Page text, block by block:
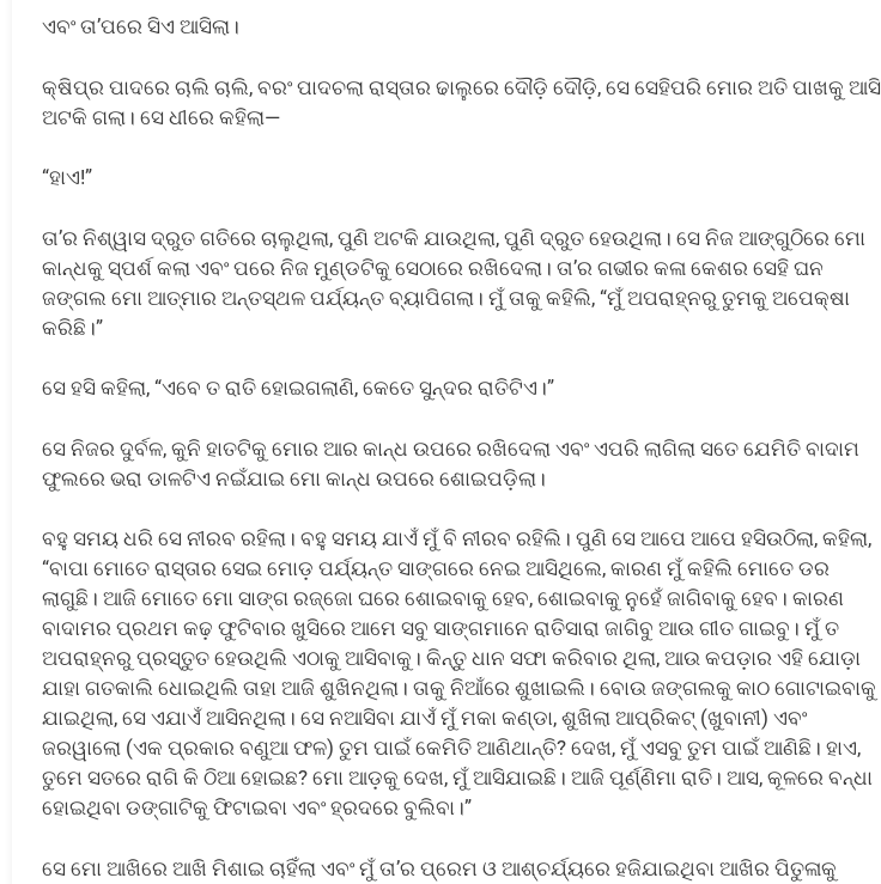
ଏବଂ ତା’ପରେ ସିଏ ଆସିଲା।
କ୍ଷିପ୍ର ପାଦରେ ଚାଲି ଚାଲି, ବରଂ ପାଦଚଲା ରାସ୍ତାର ଢାଲୁରେ ଦୌଡ଼ି ଦୌଡ଼ି, ସେ ସେହିପରି ମୋର ଅତି ପାଖକୁ ଆସି
ଅଟକି ଗଲା। ସେ ଧୀରେ କହିଲା—
“ହାଏ!”
ତା’ର ନିଶ୍ୱାସ ଦ୍ରୁତ ଗତିରେ ଚାଲୁଥିଲା, ପୁଣି ଅଟକି ଯାଉଥିଲା, ପୁଣି ଦ୍ରୁତ ହେଉଥିଲା। ସେ ନିଜ ଆଙ୍ଗୁଠିରେ ମୋ
କାନ୍ଧକୁ ସ୍ପର୍ଶ କଲା ଏବଂ ପରେ ନିଜ ମୁଣ୍ଡଟିକୁ ସେଠାରେ ରଖିଦେଲା। ତା’ର ଗଭୀର କଳା କେଶର ସେହି ଘନ
ଜଙ୍ଗଲ ମୋ ଆତ୍ମାର ଅନ୍ତସ୍ଥଳ ପର୍ଯ୍ୟନ୍ତ ବ୍ୟାପିଗଲା। ମୁଁ ତାକୁ କହିଲି, “ମୁଁ ଅପରାହ୍ନରୁ ତୁମକୁ ଅପେକ୍ଷା
କରିଛି।”
ସେ ହସି କହିଲା, “ଏବେ ତ ରାତି ହୋଇଗଲାଣି, କେତେ ସୁନ୍ଦର ରାତିଟିଏ।”
ସେ ନିଜର ଦୁର୍ବଳ, କୁନି ହାତଟିକୁ ମୋର ଆର କାନ୍ଧ ଉପରେ ରଖିଦେଲା ଏବଂ ଏପରି ଲାଗିଲା ସତେ ଯେମିତି ବାଦାମ
ଫୁଲରେ ଭରା ଡାଳଟିଏ ନଇଁଯାଇ ମୋ କାନ୍ଧ ଉପରେ ଶୋଇପଡ଼ିଲା।
ବହୁ ସମୟ ଧରି ସେ ନୀରବ ରହିଲା। ବହୁ ସମୟ ଯାଏଁ ମୁଁ ବି ନୀରବ ରହିଲି। ପୁଣି ସେ ଆପେ ଆପେ ହସିଉଠିଲା, କହିଲା,
“ବାପା ମୋତେ ରାସ୍ତାର ସେଇ ମୋଡ଼ ପର୍ଯ୍ୟନ୍ତ ସାଙ୍ଗରେ ନେଇ ଆସିଥିଲେ, କାରଣ ମୁଁ କହିଲି ମୋତେ ଡର
ଲାଗୁଛି। ଆଜି ମୋତେ ମୋ ସାଙ୍ଗ ରଜ୍ଜୋ ଘରେ ଶୋଇବାକୁ ହେବ, ଶୋଇବାକୁ ନୁହେଁ ଜାଗିବାକୁ ହେବ। କାରଣ
ବାଦାମର ପ୍ରଥମ କଢ଼ ଫୁଟିବାର ଖୁସିରେ ଆମେ ସବୁ ସାଙ୍ଗମାନେ ରାତିସାରା ଜାଗିବୁ ଆଉ ଗୀତ ଗାଇବୁ। ମୁଁ ତ
ଅପରାହ୍ନରୁ ପ୍ରସ୍ତୁତ ହେଉଥିଲି ଏଠାକୁ ଆସିବାକୁ। କିନ୍ତୁ ଧାନ ସଫା କରିବାର ଥିଲା, ଆଉ କପଡ଼ାର ଏହି ଯୋଡ଼ା
ଯାହା ଗତକାଲି ଧୋଇଥିଲି ତାହା ଆଜି ଶୁଖିନଥିଲା। ତାକୁ ନିଆଁରେ ଶୁଖାଇଲି। ବୋଉ ଜଙ୍ଗଲକୁ କାଠ ଗୋଟାଇବାକୁ
ଯାଇଥିଲା, ସେ ଏଯାଏଁ ଆସିନଥିଲା। ସେ ନଆସିବା ଯାଏଁ ମୁଁ ମକା କଣ୍ଡା, ଶୁଖିଲା ଆପ୍ରିକଟ୍ (ଖୁବାନୀ) ଏବଂ
ଜରୱାଲୋ (ଏକ ପ୍ରକାର ବଣୁଆ ଫଳ) ତୁମ ପାଇଁ କେମିତି ଆଣିଥାନ୍ତି? ଦେଖ, ମୁଁ ଏସବୁ ତୁମ ପାଇଁ ଆଣିଛି। ହାଏ,
ତୁମେ ସତରେ ରାଗି କି ଠିଆ ହୋଇଛ? ମୋ ଆଡ଼କୁ ଦେଖ, ମୁଁ ଆସିଯାଇଛି। ଆଜି ପୂର୍ଣ୍ଣିମା ରାତି। ଆସ, କୂଳରେ ବନ୍ଧା
ହୋଇଥିବା ଡଙ୍ଗାଟିକୁ ଫିଟାଇବା ଏବଂ ହ୍ରଦରେ ବୁଲିବା।”
ସେ ମୋ ଆଖିରେ ଆଖି ମିଶାଇ ଚାହିଁଲା ଏବଂ ମୁଁ ତା’ର ପ୍ରେମ ଓ ଆଶ୍ଚର୍ଯ୍ୟରେ ହଜିଯାଇଥିବା ଆଖିର ପିତୁଳାକୁ